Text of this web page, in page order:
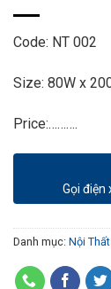
Code: NT 002
Size: 80W x
Price:……….
Gọi điện
Danh mục: Nội Thất